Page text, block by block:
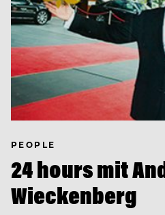
PEOPLE
24 hours mit
Wieckenberg